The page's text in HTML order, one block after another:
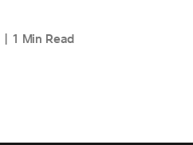
1 Min Read